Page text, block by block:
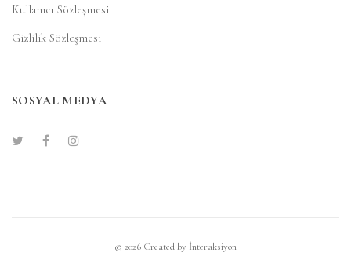
Kullanıcı Sözleşmesi
Gizlilik Sözleşmesi
SOSYAL MEDYA
© 2026 Created by İnteraksiyon